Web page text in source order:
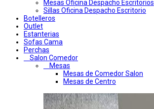
Mesas Oficina Despacho Escritorios
Sillas Oficina Despacho Escritorio
Botelleros
Outlet
Estanterias
Sofas Cama
Perchas
Salon Comedor
Mesas
Mesas de Comedor Salon
Mesas de Centro